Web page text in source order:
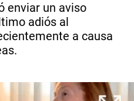
enviar un aviso
adiós al
a causa